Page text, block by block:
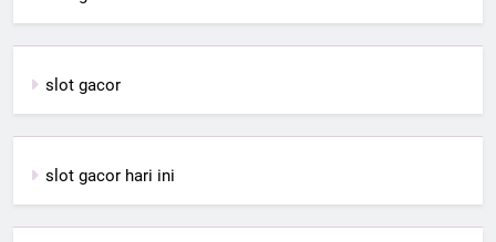
slot gacor
slot gacor hari ini